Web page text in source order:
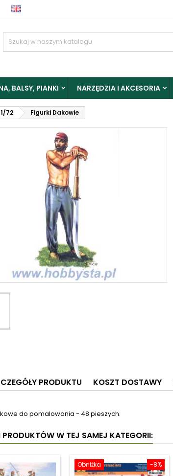
BALSY, PIANKI NARZĘDZIA I AKCESORIA
1/72 Figurki Dakowie
PRODUKTU KOSZT DOSTAWY
do pomalowania - 48 pieszych.
PRODUKTÓW W TEJ SAMEJ KATEGORII:
-8%
Obniżka